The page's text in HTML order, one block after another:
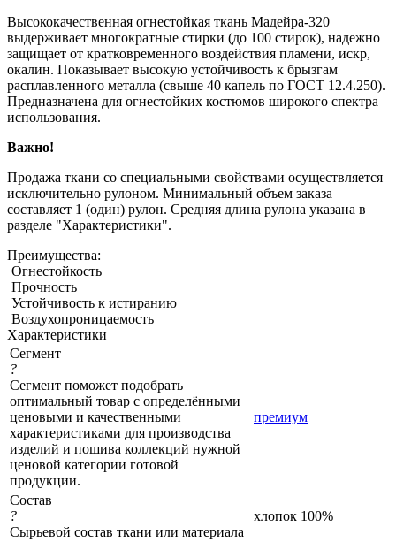
Высококачественная огнестойкая ткань Мадейра-320
выдерживает многократные стирки (до 100 стирок), надежно
защищает от кратковременного воздействия пламени, искр,
окалин. Показывает высокую устойчивость к брызгам
расплавленного металла (свыше 40 капель по ГОСТ 12.4.250).
Предназначена для огнестойких костюмов широкого спектра
использования.
Важно!
Продажа ткани со специальными свойствами осуществляется
исключительно рулоном. Минимальный объем заказа
составляет 1 (один) рулон. Средняя длина рулона указана в
разделе "Характеристики".
Преимущества:
Огнестойкость
Прочность
Устойчивость к истиранию
Воздухопроницаемость
Характеристики
Сегмент
?
Сегмент поможет подобрать
оптимальный товар с определёнными
ценовыми и качественными
характеристиками для производства
изделий и пошива коллекций нужной
ценовой категории готовой
продукции.
премиум
Состав
?
Сырьевой состав ткани или материала
хлопок 100%